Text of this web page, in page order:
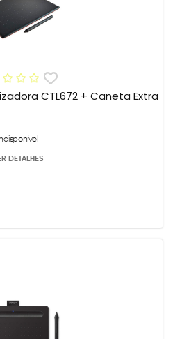
CTL672 + Caneta Extra
DETALHES